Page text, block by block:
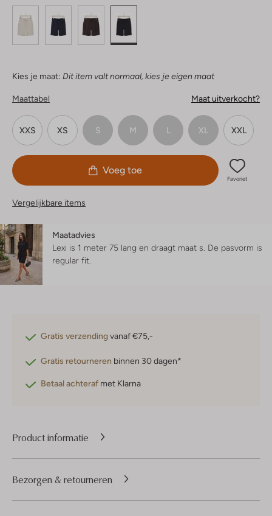
Kies je maat: Dit item valt normaal, kies je eigen maat
Maattabel Maat uitverkocht?
XXS XS S M L XL XXL
Voeg toe
Favoriet
Vergelijkbare items
Maatadvies
Lexi is 1 meter 75 lang en draagt maat s. De pasvorm is
regular fit
Gratis verzendingvanaf €75,-
Gratis retourneren binnen 30 dagen*
Betaal achteraf met Klarna
Product informatie
Bezorgen & retourneren